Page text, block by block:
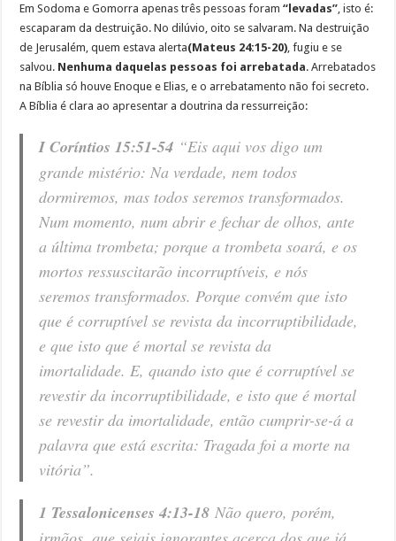
Em Sodoma e Gomorra apenas três pessoas foram“levadas” , isto é:
escaparam da destruição. No dilúvio, oito se salvaram. Na destruição
de Jerusalém, quem estava alerta(Mateus 24:15-20) , fugiu e se
salvou. Nenhuma daquelas pessoas foi arrebatada. Arrebatados
na Bíblia só houve Enoque e Elias, e o arrebatamento não foi secreto.
A Bíblia é clara ao apresentar a doutrina da ressurreição:
I Coríntios 15:51-54 “Eis aqui vos digo um
grande mistério: Na verdade, nem todos
dormiremos, mas todos seremos transformados.
Num momento, num abrir e fechar de olhos, ante
a última trombeta; porque a trombeta soará, e os
mortos ressuscitarão incorruptíveis, e nós
seremos transformados. Porque convém que isto
que é corruptível se revista da incorruptibilidade,
e que isto que é mortal se revista da
imortalidade. E, quando isto que é corruptível se
revestir da incorruptibilidade, e isto que é mortal
se revestir da imortalidade, então cumprir-se-á a
palavra que está escrita: Tragada foi a morte na
vitória”.
1 Tessalonicenses 4:13-18 Não quero, porém,